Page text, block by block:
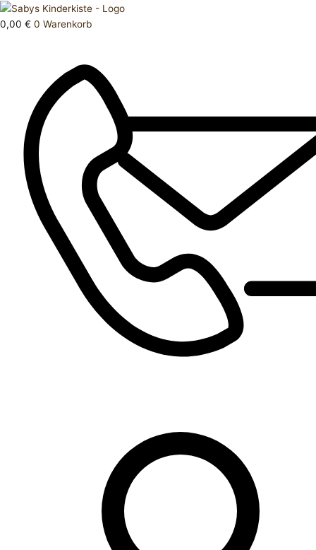
Zum
Inhalt
0,00 € 0 Warenkorb
Products
search
Bettwäsche
Babybettwäsche